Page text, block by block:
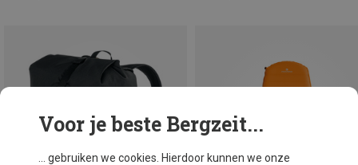
Voor je beste Bergzeit...
... gebruiken we cookies. Hierdoor kunnen we onze